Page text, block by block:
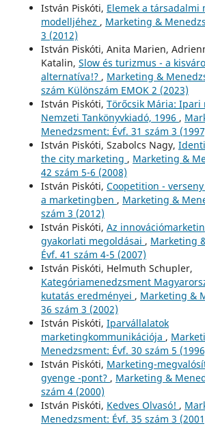
István Piskóti, Elemek a társadalmi
modelljéhez , Marketing &
3 (2012)
István Piskóti, Anita Marien,
Katalin, Slow és turizmus - a
alternatíva!? , Marketing &
szám Különszám EMOK 2 (2023)
István Piskóti, Törőcsik Mária: Ipari
Nemzeti Tankönyvkiadó, 1996 ,
Menedzsment: Évf. 31 szám 3
István Piskóti, Szabolcs Nagy,
the city marketing , Marketing &
42 szám 5-6 (2008)
István Piskóti, Coopetition -
a marketingben , Marketing &
szám 3 (2012)
István Piskóti, Az
gyakorlati megoldásai , Marketing
Évf. 41 szám 4-5 (2007)
István Piskóti, Helmuth Schupler,
Kategóriamenedzsment
kutatás eredményei , Marketing &
36 szám 3 (2002)
István Piskóti, Iparvállalatok
marketingkommunikációja ,
Menedzsment: Évf. 30 szám 5
István Piskóti, Marketing-
gyenge -pont? , Marketing &
szám 4 (2000)
István Piskóti, Kedves Olvasó! ,
Menedzsment: Évf. 35 szám 3